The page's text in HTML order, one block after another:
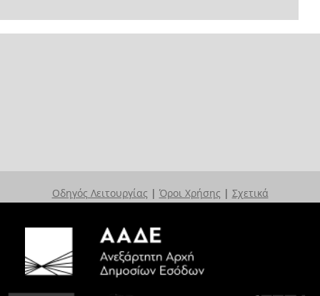
Οδηγός Λειτουργίας | Όροι Χρήσης | Σχετικά